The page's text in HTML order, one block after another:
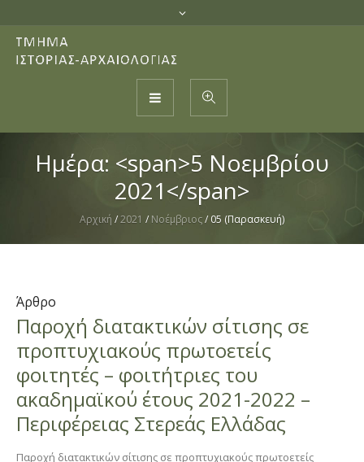
Ημέρα: <span>5 Νοεμβρίου
2021</span>
Αρχική /2021 / Νοέμβριος/ 05 (Παρασκευή)
Άρθρο
Παροχή διατακτικών σίτισης σε
προπτυχιακούς πρωτοετείς
φοιτητές – φοιτήτριες του
ακαδημαϊκού έτους 2021-2022 –
Περιφέρειας Στερεάς Ελλάδας
Παροχή διατακτικών σίτισης σε προπτυχιακούς πρωτοετείς